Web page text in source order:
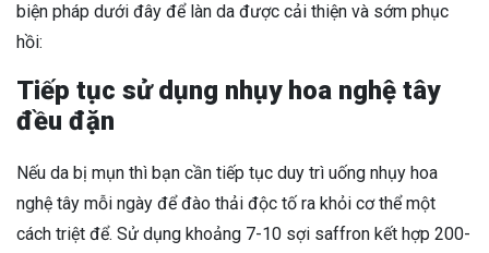
biện pháp dưới đây để làn da được cải thiện và sớm phục
hồi:
Tiếp tục sử dụng nhụy hoa nghệ tây
đều đặn
Nếu da bị mụn thì bạn cần tiếp tục duy trì uống nhụy hoa
nghệ tây mỗi ngày để đào thải độc tố ra khỏi cơ thể một
cách triệt để. Sử dụng khoảng 7-10 sợi saffron kết hợp 200-